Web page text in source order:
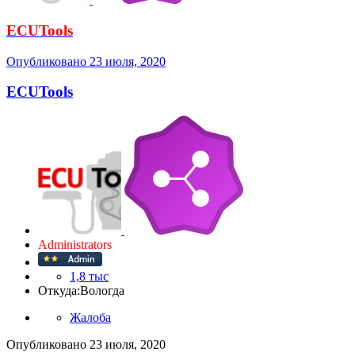
ECUTools
Опубликовано 23 июля, 2020
ECUTools
Administrators
1,8 тыс
Откуда:Вологда
Жалоба
Опубликовано 23 июля, 2020